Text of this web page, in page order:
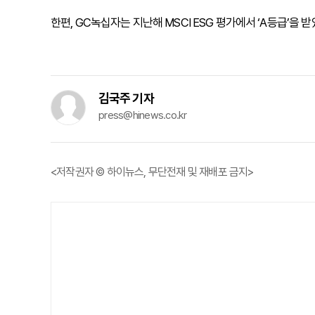
한편, GC녹십자는 지난해 MSCI ESG 평가에서 ‘A등급’을 받
김국주 기자
press@hinews.co.kr
<저작권자 © 하이뉴스, 무단전재 및 재배포 금지>